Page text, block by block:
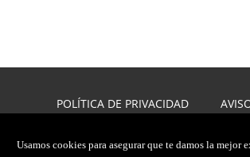
POLÍTICA DE PRIVACIDAD
Usamos cookies para asegurar que te damos la mejor